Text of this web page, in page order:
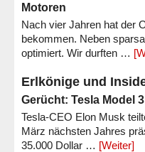
Motoren
Nach vier Jahren hat der
bekommen. Neben
optimiert. Wir durften …
Erlkönige und
Gerücht: Tesla Model
Tesla-CEO Elon Musk
März nächsten Jahres
35.000 Dollar … [Weiter]